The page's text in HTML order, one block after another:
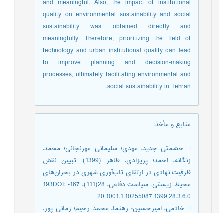
and meaningful. Also, the impact of institutional
quality on environmental sustainability and social
sustainability was obtained directly and
meaningfully. Therefore, prioritizing the field of
technology and urban institutional quality can lead
to improve planning and decision-making
processes, ultimately facilitating environmental and
social sustainability in Tehran.
منابع و مأخذ:
 حشمتی جدید، مهدی؛ سلیمانی مهرنجانی؛ محمد،
زنگانه، احمد؛ پریزادی، طاهر (1399). تبیین نقش
ظرفیت نهادی در ارتقای تاب‌آوری شهری در بحران‌های
محیط زیستی. سیاست دفاعی، 28(111)، 167- 193DOI:
20.1001.1.10255087.1399.28.3.6.0
 خادمی، امیرحسین؛ رهنما، محمد رحیم؛ زمانی پور،